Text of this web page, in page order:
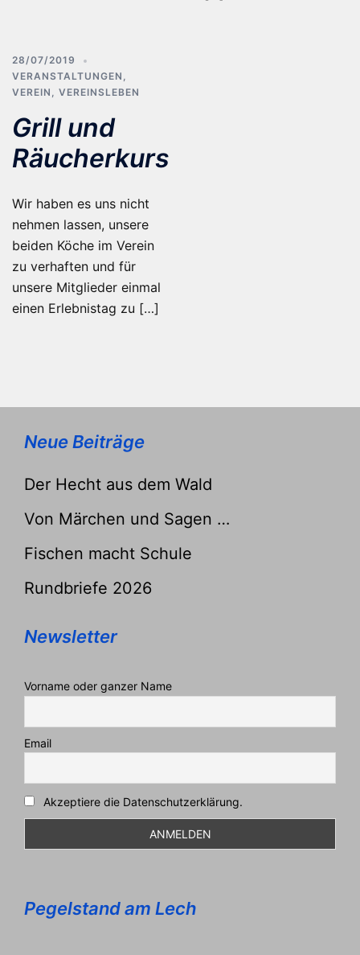
28/07/2019
VERANSTALTUNGEN ,
VEREIN , VEREINSLEBEN
Grill und
Räucherkurs
Wir haben es uns nicht
nehmen lassen, unsere
beiden Köche im Verein
zu verhaften und für
unsere Mitglieder einmal
einen Erlebnistag zu […]
Neue Beiträge
Der Hecht aus dem Wald
Von Märchen und Sagen …
Fischen macht Schule
Rundbriefe 2026
Newsletter
Vorname oder ganzer Name
Email
Akzeptiere die Datenschutzerklärung.
Pegelstand am Lech